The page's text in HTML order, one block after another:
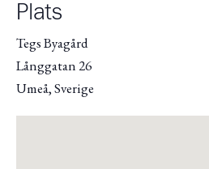
Plats
Tegs Byagård
Långgatan 26
Umeå,Sverige